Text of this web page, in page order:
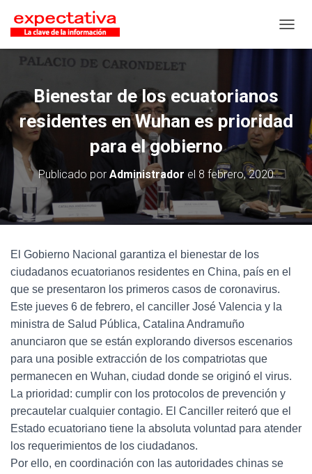
Bienestar de los ecuatorianos
residentes en Wuhan es prioridad
para el gobierno
Publicado por Administrador el 8 febrero, 2020
El Gobierno Nacional garantiza el bienestar de los
ciudadanos ecuatorianos residentes en China, país en el
que se presentaron los primeros casos de coronavirus.
Este jueves 6 de febrero, el canciller José Valencia y la
ministra de Salud Pública, Catalina Andramuño
anunciaron que se están explorando diversos escenarios
para una posible extracción de los compatriotas que
permanecen en Wuhan, ciudad donde se originó el virus.
La prioridad: cumplir con los protocolos de prevención y
precautelar cualquier contagio. El Canciller reiteró que el
Estado ecuatoriano tiene la absoluta voluntad para atender
los requerimientos de los ciudadanos.
Por ello, en coordinación con las autoridades chinas se